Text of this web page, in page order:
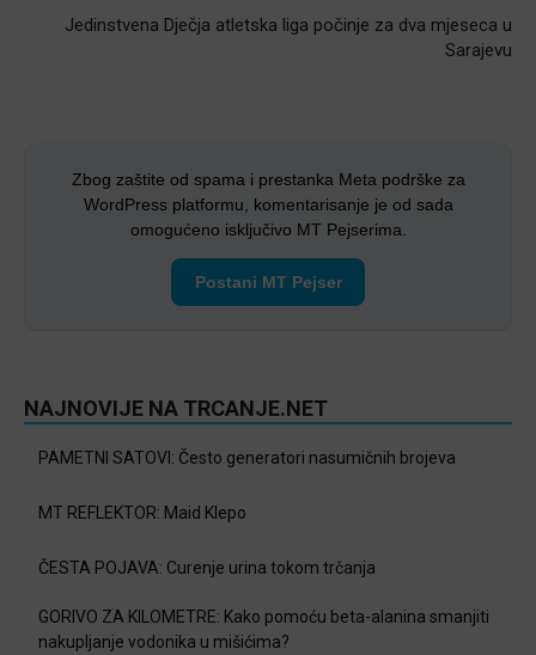
Jedinstvena Dječja atletska liga počinje za dva mjeseca u
Sarajevu
Zbog zaštite od spama i prestanka Meta podrške za
WordPress platformu, komentarisanje je od sada
omogućeno isključivo MT Pejserima.
Postani MT Pejser
NAJNOVIJE NA TRCANJE.NET
PAMETNI SATOVI: Često generatori nasumičnih brojeva
MT REFLEKTOR: Maid Klepo
ČESTA POJAVA: Curenje urina tokom trčanja
GORIVO ZA KILOMETRE: Kako pomoću beta-alanina smanjiti
nakupljanje vodonika u mišićima?